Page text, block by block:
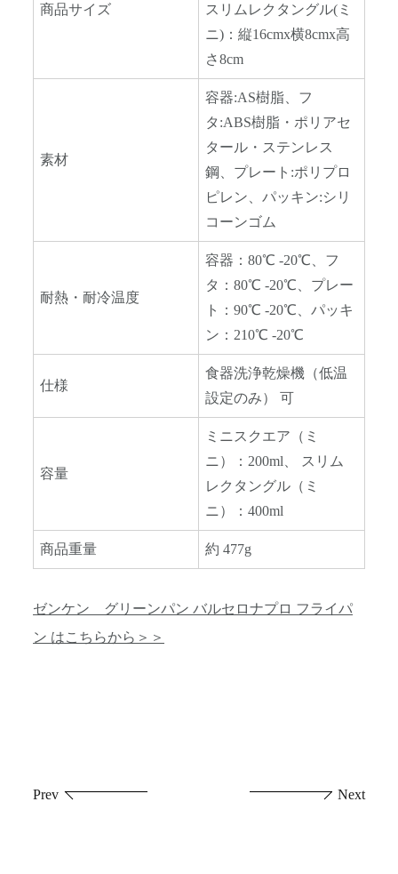
商品サイズ
スリムレクタングル(ミ
ニ)：縦16cmx横8cmx高
さ8cm
素材
容器:AS樹脂、フ
タ:ABS樹脂・ポリアセ
タール・ステンレス
鋼、プレート:ポリプロ
ピレン、パッキン:シリ
コーンゴム
耐熱・耐冷温度
容器：80℃ -20℃、フ
タ：80℃ -20℃、プレー
ト：90℃ -20℃、パッキ
ン：210℃ -20℃
仕様
食器洗浄乾燥機（低温
設定のみ） 可
容量
ミニスクエア（ミ
ニ）：200ml、 スリム
レクタングル（ミ
ニ）：400ml
商品重量 約 477g
ゼンケン グリーンパン バルセロナプロ フライパ
ン はこちらから＞＞
Prev Next